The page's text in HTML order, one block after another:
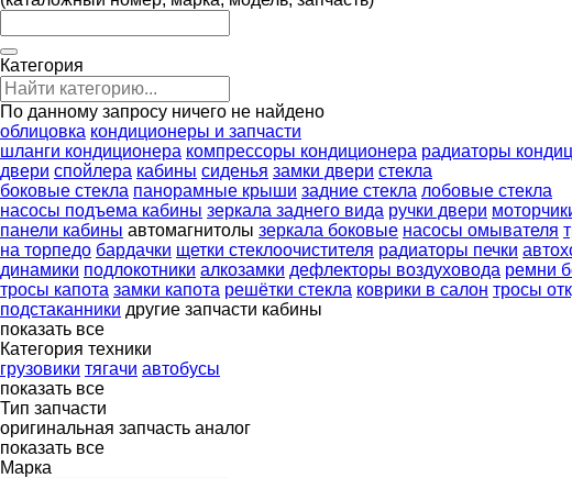
Категория
По данному запросу ничего не найдено
облицовка кондиционеры и запчасти
шланги кондиционера компрессоры кондиционера радиаторы
двери спойлера кабины сиденья замки двери стекла
боковые стекла панорамные крыши задние стекла лобовые стекла
насосы подъема кабины зеркала заднего вида ручки двери
панели кабины автомагнитолы зеркала боковые насосы омывателя
на торпедо бардачки щетки стеклоочистителя радиаторы печки
динамики подлокотники алкозамки дефлекторы воздуховода ремни
тросы капота замки капота решётки стекла коврики в салон тросы
подстаканники другие запчасти кабины
показать все
Категория техники
грузовики тягачи автобусы
показать все
Тип запчасти
оригинальная запчасть аналог
показать все
Марка